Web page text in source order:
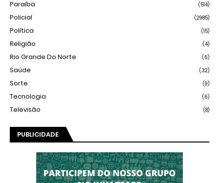
Paraíba (514)
Policial (2985)
Política (15)
Religião (4)
Rio Grande Do Norte (6)
Saúde (32)
Sorte (9)
Tecnologia (6)
Televisão (8)
PUBLICIDADE